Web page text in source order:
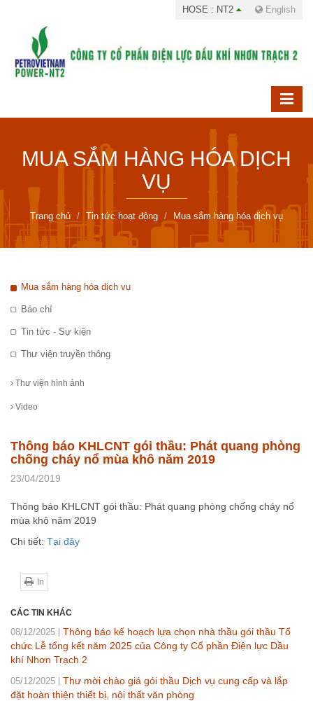
HOSE : NT2 English
MUA SẮM HÀNG HÓA DỊCH
VỤ
Trang chủ Tin tức hoạt động Mua sắm hàng hóa dịch vụ
Mua sắm hàng hóa dịch vụ
Báo chí
Tin tức - Sự kiện
Thư viện truyền thông
Thư viện hình ảnh
Video
Thông báo KHLCNT gói thầu: Phát quang phòng
chống cháy nổ mùa khô năm 2019
23/04/2019
Thông báo KHLCNT gói thầu: Phát quang phòng chống cháy nổ
mùa khô năm 2019
Chi tiết: Tại đây
In
CÁC TIN KHÁC
08/12/2025
Thông báo kế hoạch lựa chọn nhà thầu gói thầu Tổ
chức Lễ tổng kết năm 2025 của Công ty Cổ phần Điện lực Dầu
khí Nhơn Trạch 2
05/12/2025
Thư mời chào giá gói thầu Dịch vụ cung cấp và lắp
đặt hoàn thiện thiết bị, nội thất văn phòng